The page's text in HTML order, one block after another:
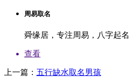
周易取名
舜缘居，专注周易，八字起名
查看
上一篇： 五行缺水取名男孩